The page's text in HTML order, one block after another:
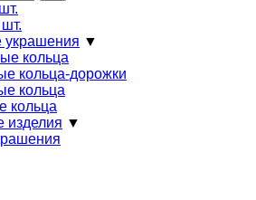
шт.
шт.
▼
кольца
кольца-дорожки
кольца
кольца
▼